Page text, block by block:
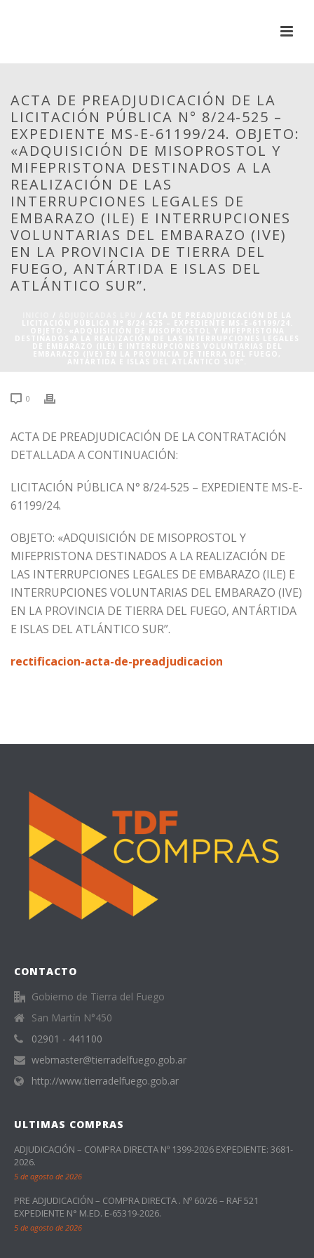
ACTA DE PREADJUDICACIÓN DE LA
LICITACIÓN PÚBLICA N° 8/24-525 –
EXPEDIENTE MS-E-61199/24. OBJETO:
«ADQUISICIÓN DE MISOPROSTOL Y
MIFEPRISTONA DESTINADOS A LA
REALIZACIÓN DE LAS
INTERRUPCIONES LEGALES DE
EMBARAZO (ILE) E INTERRUPCIONES
VOLUNTARIAS DEL EMBARAZO (IVE)
EN LA PROVINCIA DE TIERRA DEL
FUEGO, ANTÁRTIDA E ISLAS DEL
ATLÁNTICO SUR”.
0
ACTA DE PREADJUDICACIÓN DE LA CONTRATACIÓN
DETALLADA A CONTINUACIÓN:
LICITACIÓN PÚBLICA N° 8/24-525 – EXPEDIENTE MS-E-
61199/24.
OBJETO: «ADQUISICIÓN DE MISOPROSTOL Y
MIFEPRISTONA DESTINADOS A LA REALIZACIÓN DE
LAS INTERRUPCIONES LEGALES DE EMBARAZO (ILE) E
INTERRUPCIONES VOLUNTARIAS DEL EMBARAZO (IVE)
EN LA PROVINCIA DE TIERRA DEL FUEGO, ANTÁRTIDA
E ISLAS DEL ATLÁNTICO SUR”.
rectificacion-acta-de-preadjudicacion
CONTACTO
Gobierno de Tierra del Fuego
San Martín N°450
02901 - 441100
webmaster@tierradelfuego.gob.ar
http://www.tierradelfuego.gob.ar
ULTIMAS COMPRAS
ADJUDICACIÓN – COMPRA DIRECTA Nº 1399-2026 EXPEDIENTE: 3681-
2026.
5 de agosto de 2026
PRE ADJUDICACIÓN – COMPRA DIRECTA . Nº 60/26 – RAF 521
EXPEDIENTE N° M.ED. E-65319-2026.
5 de agosto de 2026